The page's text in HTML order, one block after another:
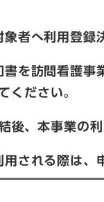
者へ利用登録
を訪問看護事
ください。
、本事業の利
される際は、